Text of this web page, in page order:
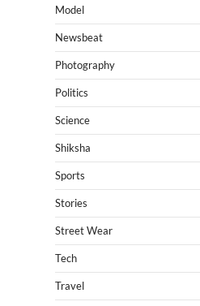
Model
Newsbeat
Photography
Politics
Science
Shiksha
Sports
Stories
Street Wear
Tech
Travel